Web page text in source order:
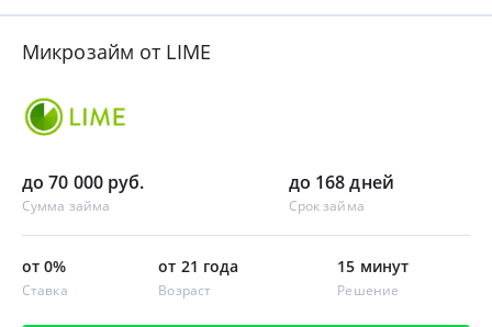
Микрозайм от LIME
до 70 000 руб.
Сумма займа
до 168 дней
Срок займа
от 0%
Ставка
от 21 года
Возраст
15 минут
Решение